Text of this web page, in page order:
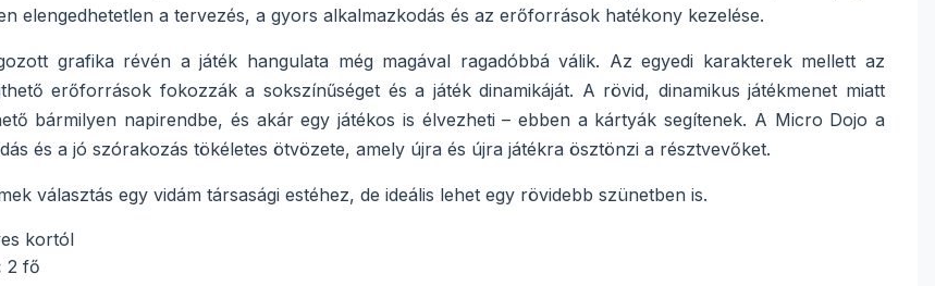
elengedhetetlen a tervezés, a gyors alkalmazkodás és az erőforrások hatékony kezelése.
grafika révén a játék hangulata még magával ragadóbbá válik. Az egyedi karakterek mellett az
erőforrások fokozzák a sokszínűséget és a játék dinamikáját. A rövid, dinamikus játékmenet miatt
bármilyen napirendbe, és akár egy játékos is élvezheti – ebben a kártyák segítenek. A Micro Dojo a
és a jó szórakozás tökéletes ötvözete, amely újra és újra játékra ösztönzi a résztvevőket.
választás egy vidám társasági estéhez, de ideális lehet egy rövidebb szünetben is.
kortól
2 fő